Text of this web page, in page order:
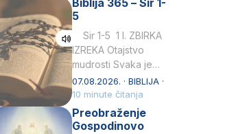
rođenjem Grk.
Obnovio je odnose s
afričkim…
Biblija 365 – Sir 1-
5
Sir 1-5 1 I. ZBIRKA
IZREKA Otajstvo
mudrosti Svaka je
mudrost od Gospoda
i s njime je dovijeka.2
Tko će…
07.08.2026. · BIBLIJA ·
10 minute čitanja
Preobraženje
Gospodinovo